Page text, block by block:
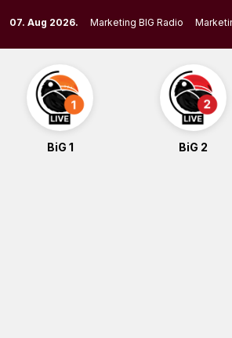
to
content
07. Aug 2026. Marketing BIG Radio
BiG 1 BiG 2